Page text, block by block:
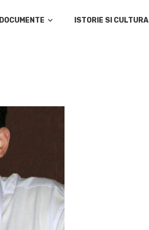
DOCUMENTE ISTORIE SI CULTURA